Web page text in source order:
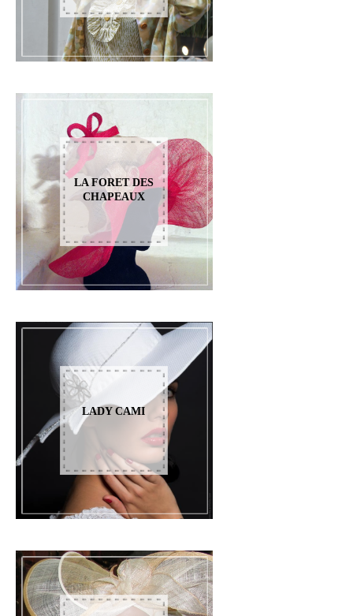
LA FORET DES
CHAPEAUX
LADY CAMI